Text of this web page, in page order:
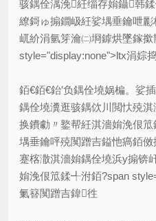
骇鍝佺湡浼紝缁存姢鑷韩
繚鎶ゅ搧鐗岋紝娑堣垂鑰呭
屼紒涓氫笌瀹㈡埛鎼烘墜鎵
style="display:none">ltx涓婃
銆€銆€鈶′负鍝佺墝娲楄。娑
鍝佺墝瀵逛骇鍝佽川閲忕殑
换鐨勮〃鐜帮紝淇濇姢浼佷
堣垂鑰呯殑闃蹭吉鎰忚瘑銆
蹇楁潵淇濇姢鍝佺墝浜у搧锛
姢浼佷笟鍒╃泭銆?span
氭簮闃蹭吉鍏徃